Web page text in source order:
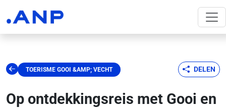
TOERISME GOOI &AMP; VECHT DELEN
Op ontdekkingsreis met Gooi en